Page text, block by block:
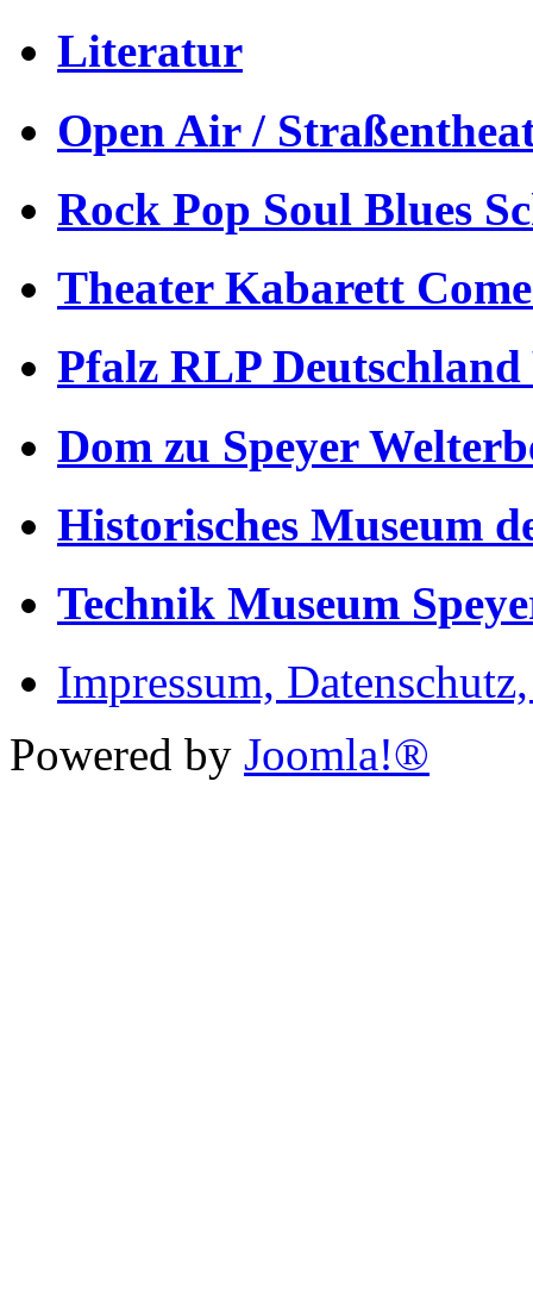
Literatur
Open Air /
Rock Pop Soul Blues
Theater Kabarett
Pfalz RLP
Dom zu Speyer
Historisches Museum
Technik Museum
Impressum,
Powered by Joomla!®